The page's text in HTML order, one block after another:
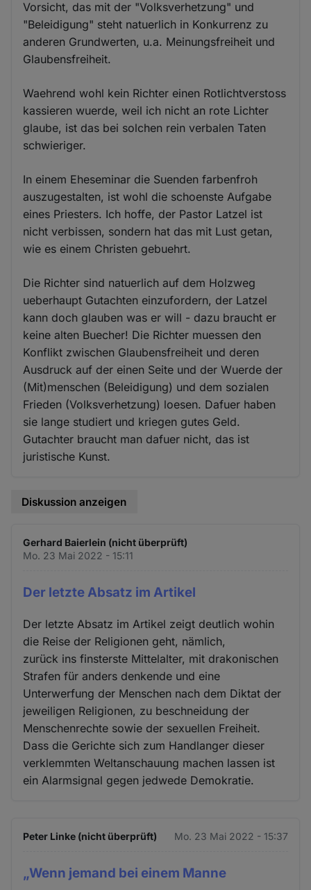
Vorsicht, das mit der "Volksverhetzung" und
"Beleidigung" steht natuerlich in Konkurrenz zu
anderen Grundwerten, u.a. Meinungsfreiheit und
Glaubensfreiheit.
Waehrend wohl kein Richter einen Rotlichtverstoss
kassieren wuerde, weil ich nicht an rote Lichter
glaube, ist das bei solchen rein verbalen Taten
schwieriger.
In einem Eheseminar die Suenden farbenfroh
auszugestalten, ist wohl die schoenste Aufgabe
eines Priesters. Ich hoffe, der Pastor Latzel ist
nicht verbissen, sondern hat das mit Lust getan,
wie es einem Christen gebuehrt.
Die Richter sind natuerlich auf dem Holzweg
ueberhaupt Gutachten einzufordern, der Latzel
kann doch glauben was er will - dazu braucht er
keine alten Buecher! Die Richter muessen den
Konflikt zwischen Glaubensfreiheit und deren
Ausdruck auf der einen Seite und der Wuerde der
(Mit)menschen (Beleidigung) und dem sozialen
Frieden (Volksverhetzung) loesen. Dafuer haben
sie lange studiert und kriegen gutes Geld.
Gutachter braucht man dafuer nicht, das ist
juristische Kunst.
Diskussion anzeigen
Gerhard Baierlein (nicht überprüft)
Mo. 23 Mai 2022 - 15:11
Der letzte Absatz im Artikel
Der letzte Absatz im Artikel zeigt deutlich wohin
die Reise der Religionen geht, nämlich,
zurück ins finsterste Mittelalter, mit drakonischen
Strafen für anders denkende und eine
Unterwerfung der Menschen nach dem Diktat der
jeweiligen Religionen, zu beschneidung der
Menschenrechte sowie der sexuellen Freiheit.
Dass die Gerichte sich zum Handlanger dieser
verklemmten Weltanschauung machen lassen ist
ein Alarmsignal gegen jedwede Demokratie.
Peter Linke (nicht überprüft) Mo. 23 Mai 2022 - 15:37
„Wenn jemand bei einem Manne